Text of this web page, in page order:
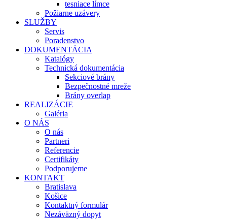
tesniace límce
Požiarne uzávery
SLUŽBY
Servis
Poradenstvo
DOKUMENTÁCIA
Katalógy
Technická dokumentácia
Sekciové brány
Bezpečnostné mreže
Brány overlap
REALIZÁCIE
Galéria
O NÁS
O nás
Partneri
Referencie
Certifikáty
Podporujeme
KONTAKT
Bratislava
Košice
Kontaktný formulár
Nezáväzný dopyt